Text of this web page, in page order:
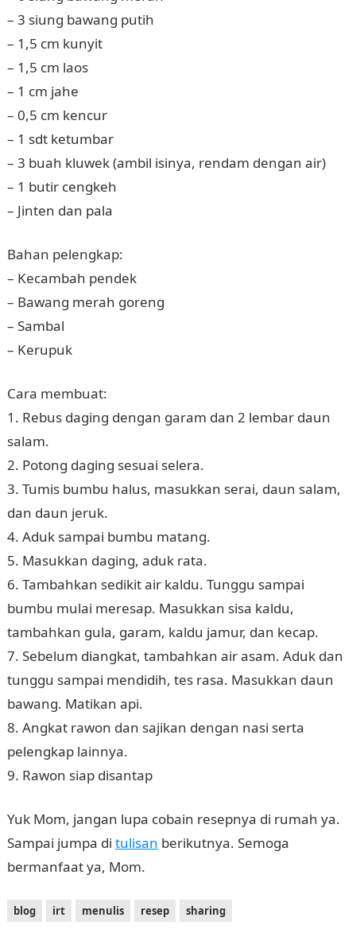
– 3 siung bawang putih
– 1,5 cm kunyit
– 1,5 cm laos
– 1 cm jahe
– 0,5 cm kencur
– 1 sdt ketumbar
– 3 buah kluwek (ambil isinya, rendam dengan air)
– 1 butir cengkeh
– Jinten dan pala
Bahan pelengkap:
– Kecambah pendek
– Bawang merah goreng
– Sambal
– Kerupuk
Cara membuat:
1. Rebus daging dengan garam dan 2 lembar daun
salam.
2. Potong daging sesuai selera.
3. Tumis bumbu halus, masukkan serai, daun salam,
dan daun jeruk.
4. Aduk sampai bumbu matang.
5. Masukkan daging, aduk rata.
6. Tambahkan sedikit air kaldu. Tunggu sampai
bumbu mulai meresap. Masukkan sisa kaldu,
tambahkan gula, garam, kaldu jamur, dan kecap.
7. Sebelum diangkat, tambahkan air asam. Aduk dan
tunggu sampai mendidih, tes rasa. Masukkan daun
bawang. Matikan api.
8. Angkat rawon dan sajikan dengan nasi serta
pelengkap lainnya.
9. Rawon siap disantap
Yuk Mom, jangan lupa cobain resepnya di rumah ya.
Sampai jumpa di tulisan berikutnya. Semoga
bermanfaat ya, Mom.
blog irt menulis resep sharing